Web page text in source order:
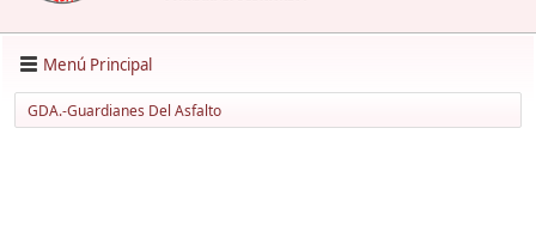
Menú Principal
GDA.-Guardianes Del Asfalto